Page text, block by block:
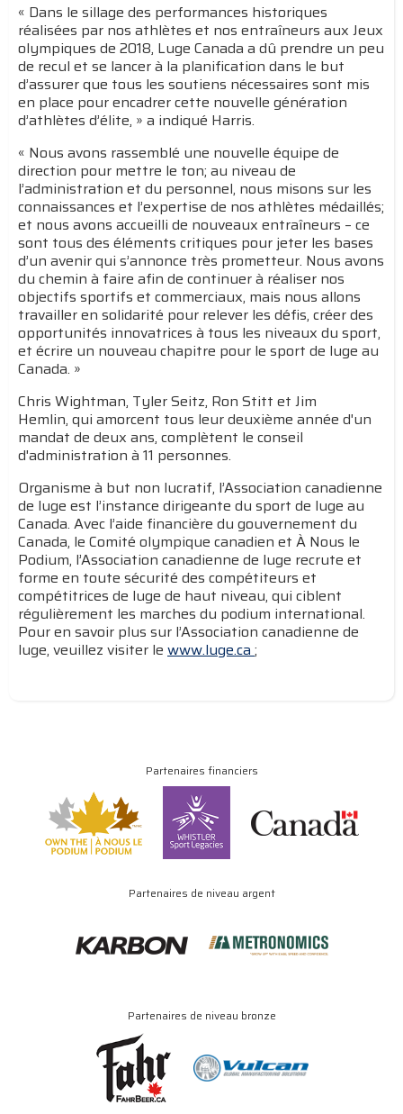
« Dans le sillage des performances historiques
réalisées par nos athlètes et nos entraîneurs aux Jeux
olympiques de 2018, Luge Canada a dû prendre un peu
de recul et se lancer à la planification dans le but
d’assurer que tous les soutiens nécessaires sont mis
en place pour encadrer cette nouvelle génération
d’athlètes d’élite, » a indiqué Harris.
« Nous avons rassemblé une nouvelle équipe de
direction pour mettre le ton; au niveau de
l’administration et du personnel, nous misons sur les
connaissances et l’expertise de nos athlètes médaillés;
et nous avons accueilli de nouveaux entraîneurs – ce
sont tous des éléments critiques pour jeter les bases
d’un avenir qui s’annonce très prometteur. Nous avons
du chemin à faire afin de continuer à réaliser nos
objectifs sportifs et commerciaux, mais nous allons
travailler en solidarité pour relever les défis, créer des
opportunités innovatrices à tous les niveaux du sport,
et écrire un nouveau chapitre pour le sport de luge au
Canada. »
Chris Wightman, Tyler Seitz, Ron Stitt et Jim
Hemlin, qui amorcent tous leur deuxième année d'un
mandat de deux ans, complètent le conseil
d'administration à 11 personnes.
Organisme à but non lucratif, l’Association canadienne
de luge est l’instance dirigeante du sport de luge au
Canada. Avec l’aide financière du gouvernement du
Canada, le Comité olympique canadien et À Nous le
Podium, l’Association canadienne de luge recrute et
forme en toute sécurité des compétiteurs et
compétitrices de luge de haut niveau, qui ciblent
régulièrement les marches du podium international.
Pour en savoir plus sur l’Association canadienne de
luge, veuillez visiter le www.luge.ca;
Partenaires financiers
Partenaires de niveau argent
Partenaires de niveau bronze